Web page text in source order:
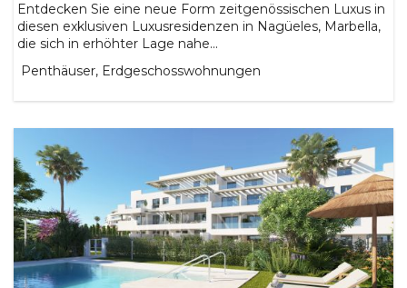
Entdecken Sie eine neue Form zeitgenössischen Luxus in
diesen exklusiven Luxusresidenzen in Nagüeles, Marbella,
die sich in erhöhter Lage nahe...
Penthäuser, Erdgeschosswohnungen